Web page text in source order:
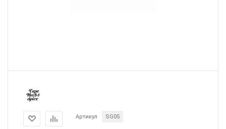
Артикул SG05